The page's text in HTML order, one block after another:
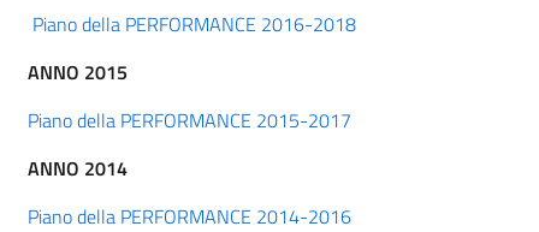
Piano della PERFORMANCE 2016-2018
ANNO 2015
Piano della PERFORMANCE 2015-2017
ANNO 2014
Piano della PERFORMANCE 2014-2016